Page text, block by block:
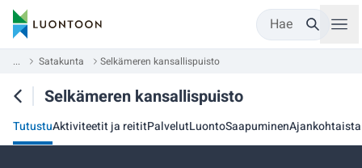
Hae
... Satakunta Selkämeren kansallispuisto
Selkämeren kansallispuisto
TutustuAktiviteetit ja reititPalvelutLuontoSaapuminenAjankohtaista